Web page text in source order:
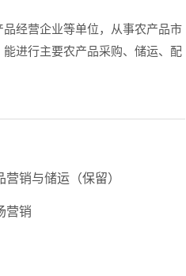
经营企业等单位，从事农产品市
进行主要农产品采购、储运、配
销与储运（保留）
营销